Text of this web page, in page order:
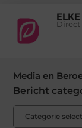
Media en
Bericht